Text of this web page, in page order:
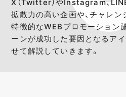
拡散力の高い企画や、チャレン
特徴的なWEBプロモーション
ーンが成功した要因となるア
せて解説していきます。